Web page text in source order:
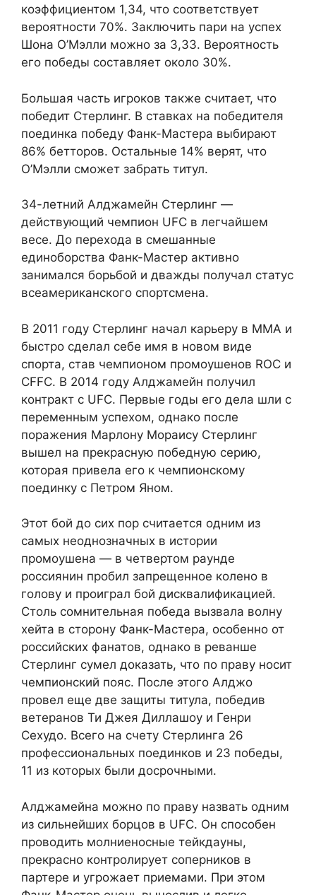
коэффициентом 1,34, что соответствует
вероятности 70%. Заключить пари на успех
Шона О’Мэлли можно за 3,33. Вероятность
его победы составляет около 30%.
Большая часть игроков также считает, что
победит Стерлинг. В ставках на победителя
поединка победу Фанк-Мастера выбирают
86% бетторов. Остальные 14% верят, что
О’Мэлли сможет забрать титул.
34-летний Алджамейн Стерлинг —
действующий чемпион UFC в легчайшем
весе. До перехода в смешанные
единоборства Фанк-Мастер активно
занимался борьбой и дважды получал статус
всеамериканского спортсмена.
В 2011 году Стерлинг начал карьеру в ММА и
быстро сделал себе имя в новом виде
спорта, став чемпионом промоушенов ROC и
CFFC. В 2014 году Алджамейн получил
контракт с UFC. Первые годы его дела шли с
переменным успехом, однако после
поражения Марлону Мораису Стерлинг
вышел на прекрасную победную серию,
которая привела его к чемпионскому
поединку с Петром Яном.
Этот бой до сих пор считается одним из
самых неоднозначных в истории
промоушена — в четвертом раунде
россиянин пробил запрещенное колено в
голову и проиграл бой дисквалификацией.
Столь сомнительная победа вызвала волну
хейта в сторону Фанк-Мастера, особенно от
российских фанатов, однако в реванше
Стерлинг сумел доказать, что по праву носит
чемпионский пояс. После этого Алджо
провел еще две защиты титула, победив
ветеранов Ти Джея Диллашоу и Генри
Сехудо. Всего на счету Стерлинга 26
профессиональных поединков и 23 победы,
11 из которых были досрочными.
Алджамейна можно по праву назвать одним
из сильнейших борцов в UFC. Он способен
проводить молниеносные тейкдауны,
прекрасно контролирует соперников в
партере и угрожает приемами. При этом